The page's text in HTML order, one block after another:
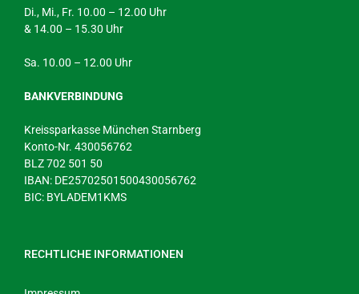
Di., Mi., Fr. 10.00 – 12.00 Uhr
& 14.00 – 15.30 Uhr
Sa. 10.00 – 12.00 Uhr
BANKVERBINDUNG
Kreissparkasse München Starnberg
Konto-Nr. 430056762
BLZ 702 501 50
IBAN: DE25702501500430056762
BIC: BYLADEM1KMS
RECHTLICHE INFORMATIONEN